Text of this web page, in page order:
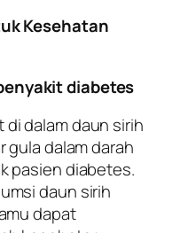
Kesehatan
diabetes
dalam daun sirih
gula dalam darah
pasien diabetes.
daun sirih
dapat